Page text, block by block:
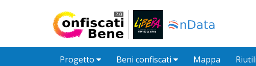
Progetto Beni confiscati Mappa